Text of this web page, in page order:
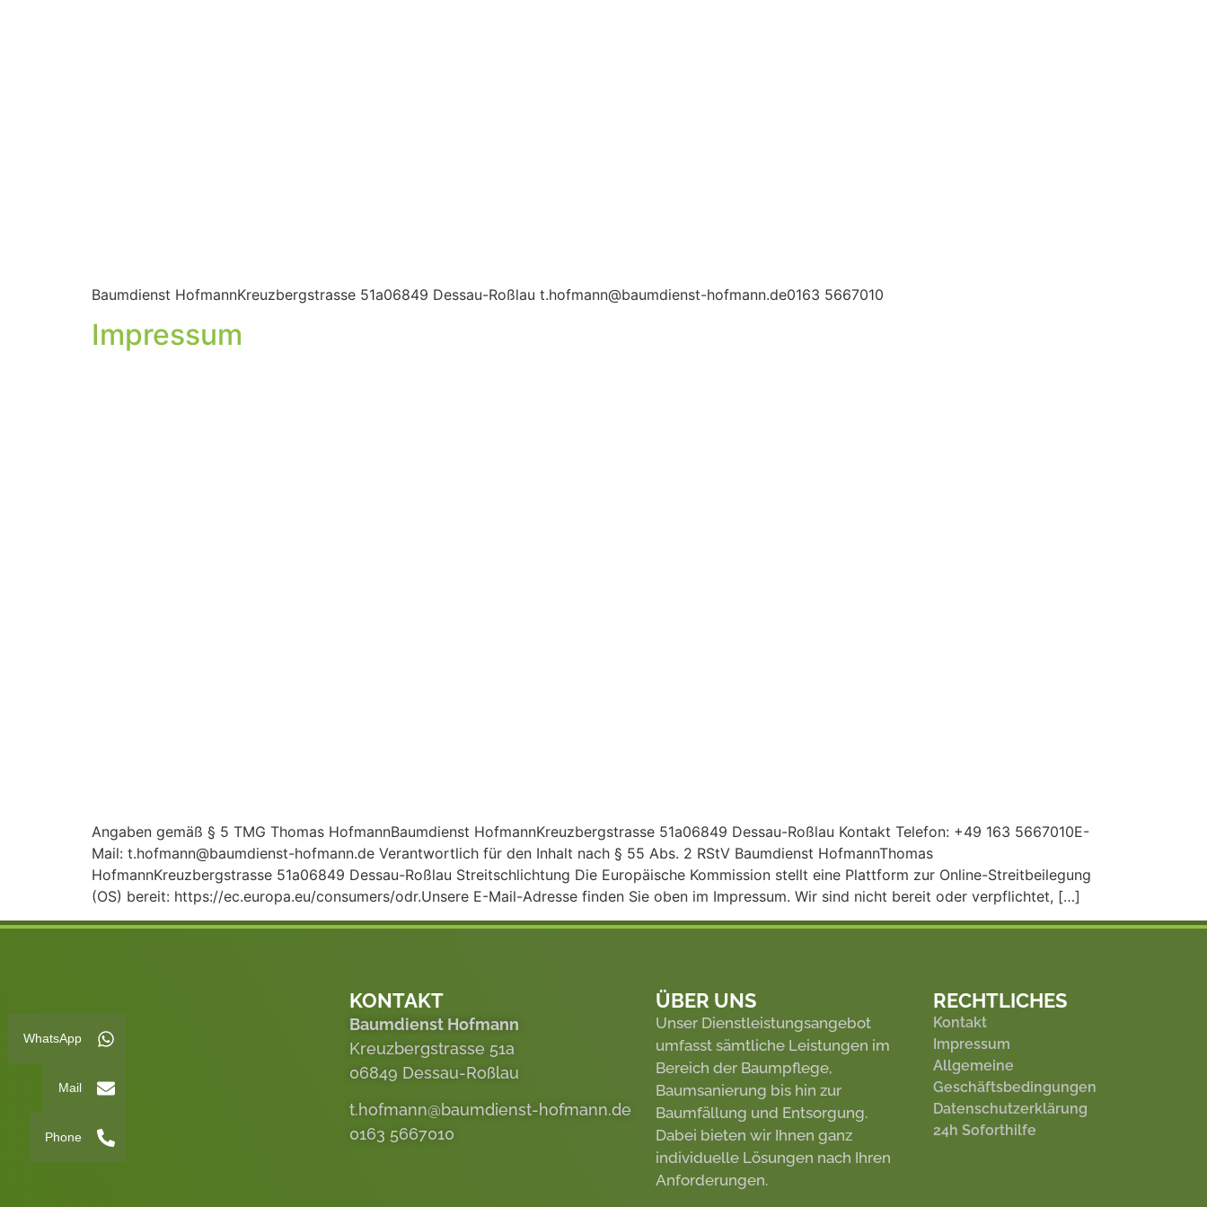
Baumdienst HofmannKreuzbergstrasse 51a06849 Dessau-Roßlau t.hofmann@baumdienst-hofmann.de0163 5667010
Impressum
Angaben gemäß § 5 TMG Thomas HofmannBaumdienst HofmannKreuzbergstrasse 51a06849 Dessau-Roßlau Kontakt Telefon: +49 163 5667010E-
Mail: t.hofmann@baumdienst-hofmann.de Verantwortlich für den Inhalt nach § 55 Abs. 2 RStV Baumdienst HofmannThomas
HofmannKreuzbergstrasse 51a06849 Dessau-Roßlau Streitschlichtung Die Europäische Kommission stellt eine Plattform zur Online-Streitbeilegung
(OS) bereit: https://ec.europa.eu/consumers/odr.Unsere E-Mail-Adresse finden Sie oben im Impressum. Wir sind nicht bereit oder verpflichtet, […]
KONTAKT
Baumdienst Hofmann
Kreuzbergstrasse 51a
06849 Dessau-Roßlau
t.hofmann@baumdienst-hofmann.de
0163 5667010
ÜBER UNS
Unser Dienstleistungsangebot
umfasst sämtliche Leistungen im
Bereich der Baumpflege,
Baumsanierung bis hin zur
Baumfällung und Entsorgung.
Dabei bieten wir Ihnen ganz
individuelle Lösungen nach Ihren
Anforderungen.
RECHTLICHES
Kontakt
Impressum
Allgemeine
Geschäftsbedingungen
Datenschutzerklärung
24h Soforthilfe
WhatsApp
Mail
Phone